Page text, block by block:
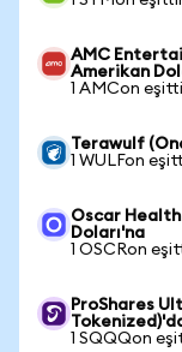
AMC
Amerikan
1 AMCon
Terawulf
1 WULFon
Oscar
Doları'na
1 OSCRon
ProShares
1 SQQQon